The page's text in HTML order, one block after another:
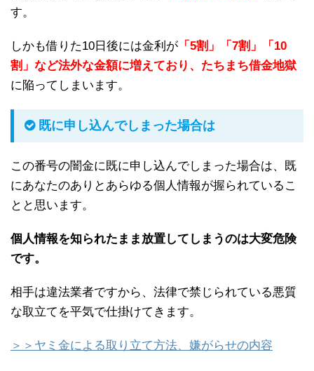
す。
しかも借りた10日後には金利が 「5割」「7割」「10
割」など法外な金額に増えており、たちまち借金地獄
に陥ってしまいます。
既に申し込んでしまった場合は
この番号の闇金に既に申し込んでしまった場合は、既
にあなたのありとあらゆる個人情報が握られているこ
とと思います。
個人情報を知られたまま放置してしまうのは大変危険
です。
相手は違法業者ですから、法律で禁じられている悪質
な取立てを平気で仕掛けてきます。
＞＞ヤミ金による取り立て方法、嫌がらせの内容